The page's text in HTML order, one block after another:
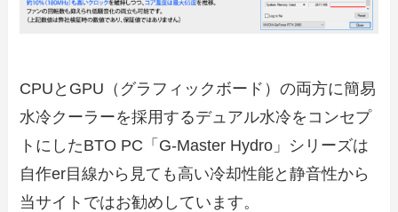
CPUとGPU（グラフィックボード）の両方に簡易
水冷クーラーを採用するデュアル水冷をコンセプ
トにしたBTO PC「G-Master Hydro」シリーズは
自作er目線から見ても高い冷却性能と静音性から
当サイトではお勧めしています。